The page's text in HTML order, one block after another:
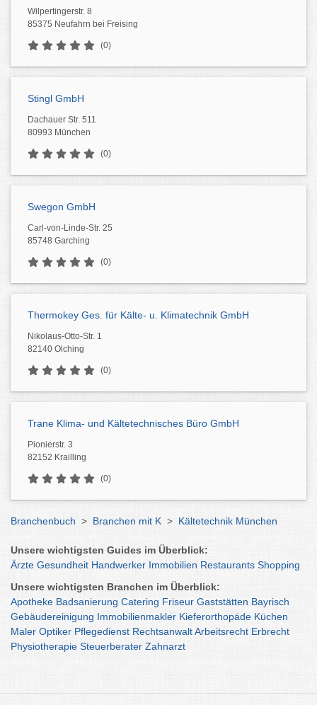
Wilpertingerstr. 8
85375 Neufahrn bei Freising
(0)
Stingl GmbH
Dachauer Str. 511
80993 München
(0)
Swegon GmbH
Carl-von-Linde-Str. 25
85748 Garching
(0)
Thermokey Ges. für Kälte- u. Klimatechnik GmbH
Nikolaus-Otto-Str. 1
82140 Olching
(0)
Trane Klima- und Kältetechnisches Büro GmbH
Pionierstr. 3
82152 Krailling
(0)
Branchenbuch > Branchen mit K > Kältetechnik München
Unsere wichtigsten Guides im Überblick:
Ärzte Gesundheit Handwerker Immobilien Restaurants Shopping
Unsere wichtigsten Branchen im Überblick:
Apotheke Badsanierung Catering Friseur Gaststätten Bayrisch
Gebäudereinigung Immobilienmakler Kieferorthopäde Küchen
Maler Optiker Pflegedienst RechtsanwaltArbeitsrecht Erbrecht
Physiotherapie Steuerberater Zahnarzt